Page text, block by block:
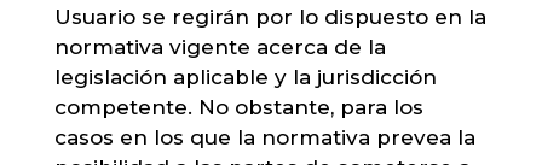
Usuario se regirán por lo dispuesto en la
normativa vigente acerca de la
legislación aplicable y la jurisdicción
competente. No obstante, para los
casos en los que la normativa prevea la